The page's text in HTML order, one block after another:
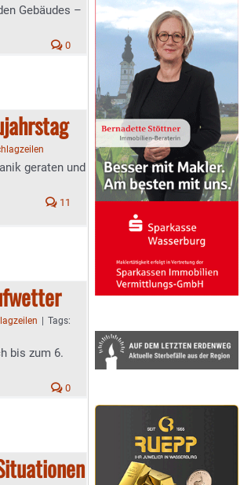
Gebäudes –
0
geraten und
11
Tags:
bis zum 6.
0